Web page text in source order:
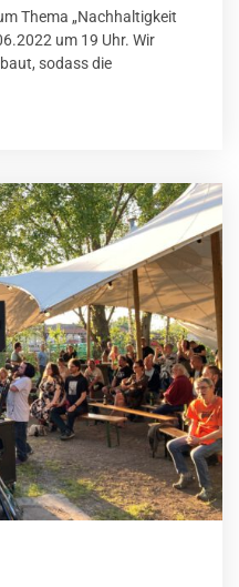
Thema „Nachhaltigkeit
um 19 Uhr. Wir
sodass die